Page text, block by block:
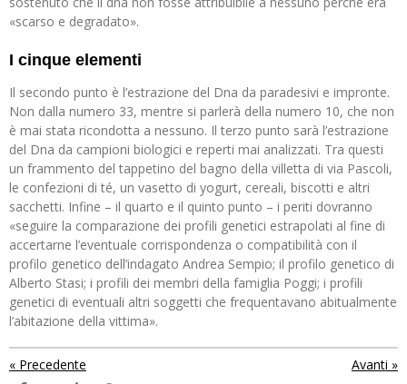
«scarso e degradato».
I cinque elementi
Il secondo punto è l’estrazione del Dna da paradesivi e impronte.
Non dalla numero 33, mentre si parlerà della numero 10, che non
è mai stata ricondotta a nessuno. Il terzo punto sarà l’estrazione
del Dna da campioni biologici e reperti mai analizzati. Tra questi
un frammento del tappetino del bagno della villetta di via Pascoli,
le confezioni di té, un vasetto di yogurt, cereali, biscotti e altri
sacchetti. Infine – il quarto e il quinto punto – i periti dovranno
«seguire la comparazione dei profili genetici estrapolati al fine di
accertarne l’eventuale corrispondenza o compatibilità con il
profilo genetico dell’indagato Andrea Sempio; il profilo genetico di
Alberto Stasi; i profili dei membri della famiglia Poggi; i profili
genetici di eventuali altri soggetti che frequentavano abitualmente
l’abitazione della vittima».
« Precedente Avanti »